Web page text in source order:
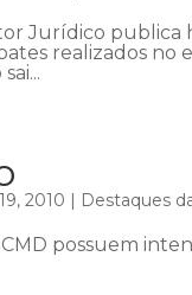
Jurídico publica
realizados
2010 | Destaques
possuem